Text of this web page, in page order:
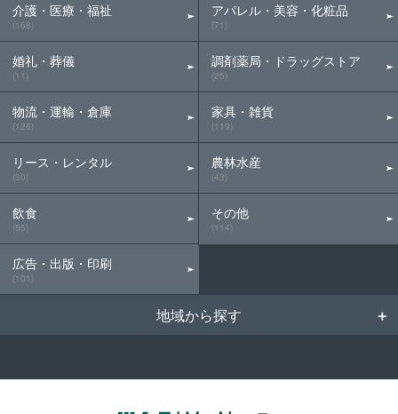
介護・医療・福祉
(168)
婚礼・葬儀
(11)
物流・運輸・倉庫
(126)
リース・レンタル
(30)
飲食
(55)
広告・出版・印刷
(101)
アパレル・美容・化粧品
(71)
調剤薬局・ドラッグストア
(25)
家具・雑貨
(119)
農林水産
(43)
その他
(114)
地域から探す